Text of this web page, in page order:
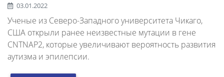
03.01.2022
Ученые из Северо-Западного университета Чикаго,
США открыли ранее неизвестные мутации в гене
CNTNAP2, которые увеличивают вероятность развития
аутизма и эпилепсии.